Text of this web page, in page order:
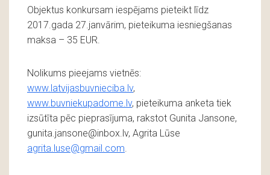
Objektus konkursam iespējams pieteikt līdz
2017.gada 27.janvārim, pieteikuma iesniegšanas
maksa – 35 EUR.
Nolikums pieejams vietnēs:
www.latvijasbuvnieciba.lv,
www.buvniekupadome.lv, pieteikuma anketa tiek
izsūtīta pēc pieprasījuma, rakstot Gunita Jansone,
gunita.jansone@inbox.lv, Agrita Lūse
agrita.luse@gmail.com.